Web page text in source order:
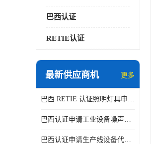
巴西认证
RETIE认证
最新供应商机 更多
巴西 RETIE 认证照明灯具申请 RETIE 认证
巴西认证申请工业设备噪声控制认证规范
巴西认证申请生产线设备代理机构选择